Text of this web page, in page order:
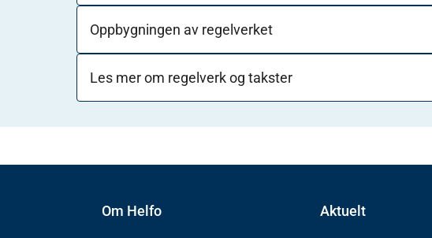
Oppbygningen av regelverket
Les mer om regelverk og takster
Om Helfo Aktuelt